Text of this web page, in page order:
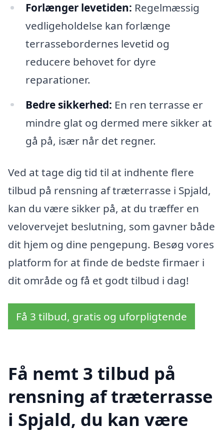
Forlænger levetiden: Regelmæssig
vedligeholdelse kan forlænge
terrassebordernes levetid og
reducere behovet for dyre
reparationer.
Bedre sikkerhed: En ren terrasse er
mindre glat og dermed mere sikker at
gå på, især når det regner.
Ved at tage dig tid til at indhente flere
tilbud på rensning af træterrasse i Spjald,
kan du være sikker på, at du træffer en
velovervejet beslutning, som gavner både
dit hjem og dine pengepung. Besøg vores
platform for at finde de bedste firmaer i
dit område og få et godt tilbud i dag!
Få 3 tilbud, gratis og uforpligtende
Få nemt 3 tilbud på
rensning af træterrasse
i Spjald, du kan være